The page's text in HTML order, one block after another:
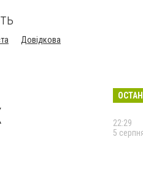
Довідкова
22:29
5